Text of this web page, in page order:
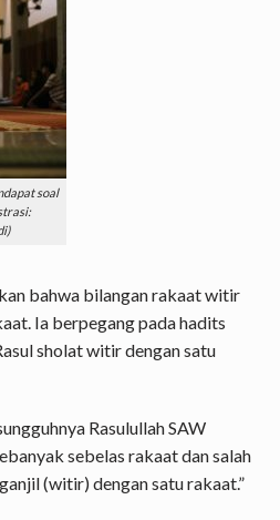
soal
bahwa bilangan rakaat witir
Ia berpegang pada hadits
sholat witir dengan satu
Rasulullah SAW
sebelas rakaat dan salah
(witir) dengan satu rakaat.”